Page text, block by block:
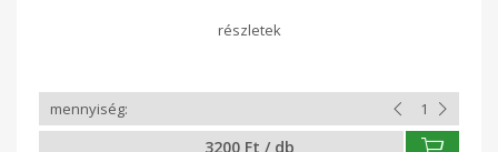
enyhítésére, valamint kezelésére alkalmaznak.
Gyulladáscsökkentő, erős antioxidáns, antibakteriális hatású.
István vezette kutatócsoport eredményei szerint
az ANTIVIRÁLIS tulajdonságai következtében nemcsak gátolja
a vírusok növekedését, hanem csökkenti is a betegség
3200 Ft / db